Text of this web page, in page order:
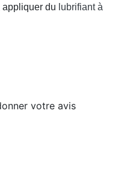
appliquer du lubrifiant à
votre avis